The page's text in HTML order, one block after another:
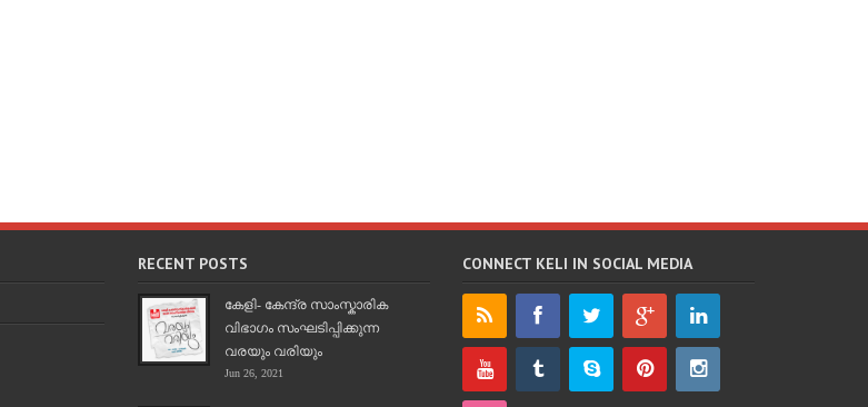
RECENT POSTS
കേളി- കേന്ദ്ര സാംസ്കാരിക
വിഭാഗം സംഘടിപ്പിക്കുന്ന
വരയും വരിയും
Jun 26, 2021
CONNECT KELI IN SOCIAL MEDIA